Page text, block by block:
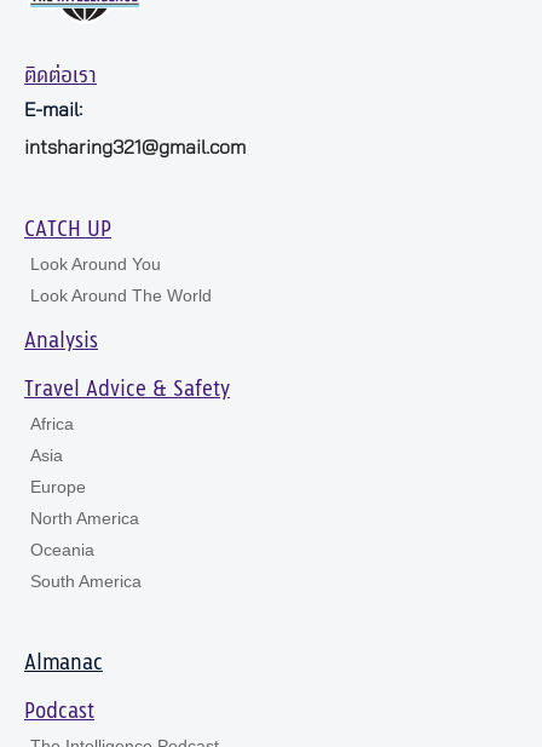
ติดต่อเรา
E-mail:
intsharing321@gmail.com
CATCH UP
Look Around You
Look Around The World
Analysis
Travel Advice & Safety
Africa
Asia
Europe
North America
Oceania
South America
Almanac
Podcast